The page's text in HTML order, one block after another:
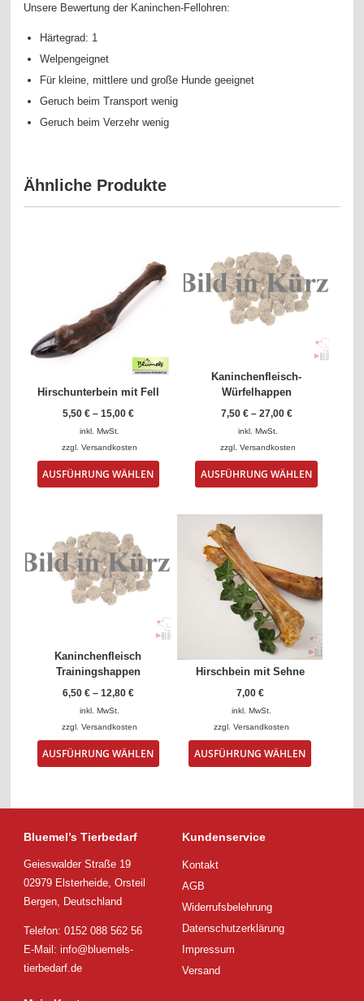
Unsere Bewertung der Kaninchen-Fellohren:
Härtegrad: 1
Welpengeignet
Für kleine, mittlere und große Hunde geeignet
Geruch beim Transport wenig
Geruch beim Verzehr wenig
Ähnliche Produkte
Hirschunterbein mit Fell
5,50 €– 15,00 €
inkl. MwSt.
zzgl.Versandkosten
AUSFÜHRUNG WÄHLEN
Dieses
Die
Optionen
der
Produktseite
werden
Kaninchenfleisch-
Würfelhappen
7,50 €– 27,00 €
inkl. MwSt.
zzgl.Versandkosten
AUSFÜHRUNG WÄHLEN
Dieses
können
auf
gewählt
werden
Kaninchenfleisch
Trainingshappen
6,50 €– 12,80 €
inkl. MwSt.
zzgl.Versandkosten
AUSFÜHRUNG WÄHLEN
Dieses
Produkt
können
Produktseite
gewählt
werden
Hirschbein mit Sehne
7,00 €
inkl. MwSt.
zzgl.Versandkosten
AUSFÜHRUNG WÄHLEN
Dieses
Bluemel’s Tierbedarf
Geieswalder Straße 19
02979 Elsterheide, Orsteil
Bergen, Deutschland
Telefon: 0152 088 562 56
E-Mail:info@bluemels-
tierbedarf.de
Kundenservice
Kontakt
AGB
Widerrufsbelehrung
Datenschutzerklärung
Impressum
Versand